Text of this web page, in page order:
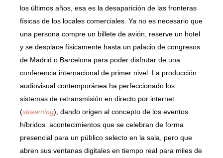
los últimos años, esa es la desaparición de las fronteras
físicas de los locales comerciales. Ya no es necesario que
una persona compre un billete de avión, reserve un hotel
y se desplace físicamente hasta un palacio de congresos
de Madrid o Barcelona para poder disfrutar de una
conferencia internacional de primer nivel. La producción
audiovisual contemporánea ha perfeccionado los
sistemas de retransmisión en directo por internet
(streaming), dando origen al concepto de los eventos
híbridos: acontecimientos que se celebran de forma
presencial para un público selecto en la sala, pero que
abren sus ventanas digitales en tiempo real para miles de